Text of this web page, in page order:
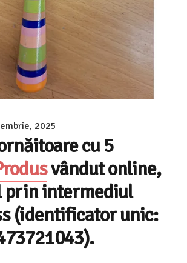
2025
cu 5
vândut online,
prin intermediul
(identificator unic: